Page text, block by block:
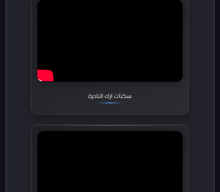
سكنات ارك النادرة